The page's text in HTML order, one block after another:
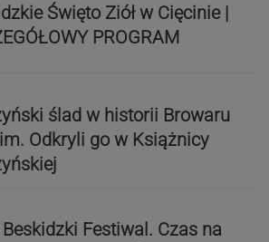
Święto Ziół w Cięcinie |
PROGRAM
ślad w historii Browaru
Odkryli go w Książnicy
Festiwal. Czas na